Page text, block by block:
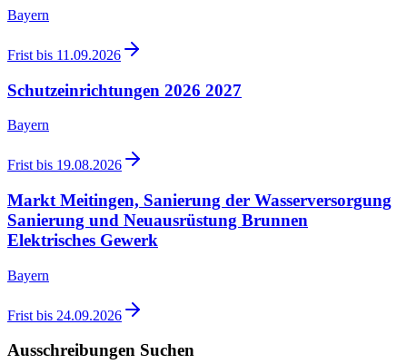
Bayern
Frist bis 11.09.2026
Schutzeinrichtungen 2026 2027
Bayern
Frist bis 19.08.2026
Markt Meitingen, Sanierung der Wasserversorgung
Sanierung und Neuausrüstung Brunnen
Elektrisches Gewerk
Bayern
Frist bis 24.09.2026
Ausschreibungen Suchen